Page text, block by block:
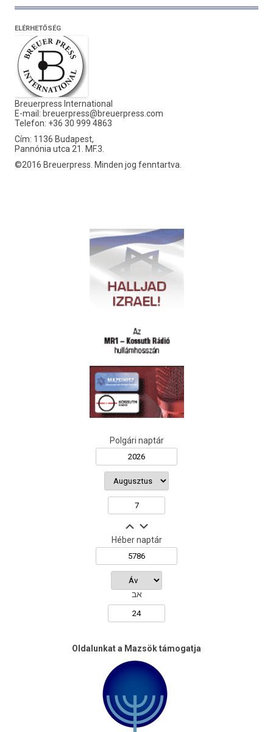
ELÉRHETŐSÉG
Breuerpress International
E-mail: breuerpress@breuerpress.com
Telefon: +36 30 999 4863
Cím: 1136 Budapest,
Pannónia utca 21. MF.3.
©2016 Breuerpress. Minden jog fenntartva.
Polgári naptár
Héber naptár
אב
Oldalunkat a Mazsök támogatja